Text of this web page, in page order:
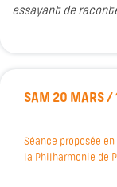
essayant de
SAM 20 MARS /
Séance proposée
la Philharmonie de